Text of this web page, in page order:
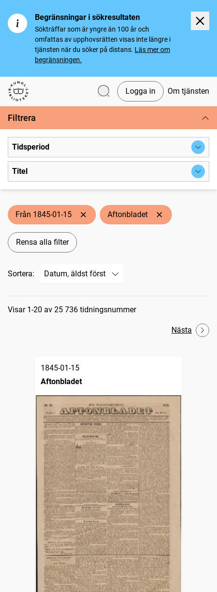
Begränsningar i sökresultaten
Sökträffar som är yngre än 100 år och
omfattas av upphovsrätten visas inte längre i
tjänsten när du söker på distans. Läs mer om
begränsningen.
Svenska tidningar
Logga in Om tjänsten
Filtrera
Tidsperiod
Titel
Från 1845-01-15 Aftonbladet
Rensa alla filter
Sortera:
Sökresultat
Visar 1-20 av 25 736 tidningsnummer
Nästa
1845-01-15
Aftonbladet